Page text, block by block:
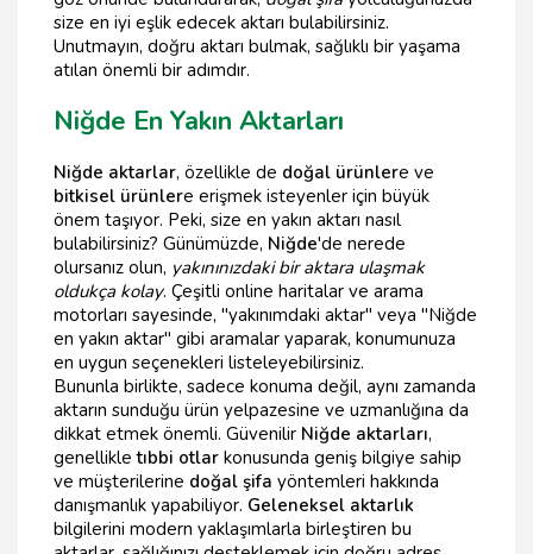
size en iyi eşlik edecek aktarı bulabilirsiniz.
Unutmayın, doğru aktarı bulmak, sağlıklı bir yaşama
atılan önemli bir adımdır.
Niğde En Yakın Aktarları
Niğde aktarlar, özellikle de doğal ürünlere ve
bitkisel ürünlere erişmek isteyenler için büyük
önem taşıyor. Peki, size en yakın aktarı nasıl
bulabilirsiniz? Günümüzde, Niğde'de nerede
olursanız olun, yakınınızdaki bir aktara ulaşmak
oldukça kolay. Çeşitli online haritalar ve arama
motorları sayesinde, "yakınımdaki aktar" veya "Niğde
en yakın aktar" gibi aramalar yaparak, konumunuza
en uygun seçenekleri listeleyebilirsiniz.
Bununla birlikte, sadece konuma değil, aynı zamanda
aktarın sunduğu ürün yelpazesine ve uzmanlığına da
dikkat etmek önemli. Güvenilir Niğde aktarları,
genellikletıbbi otlar konusunda geniş bilgiye sahip
ve müşterilerine doğal şifa yöntemleri hakkında
danışmanlık yapabiliyor. Geleneksel aktarlık
bilgilerini modern yaklaşımlarla birleştiren bu